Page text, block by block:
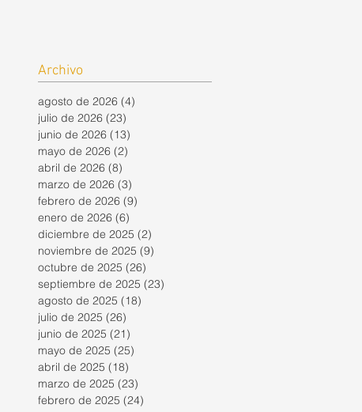
Archivo
agosto de 2026 (4)
julio de 2026 (23)
junio de 2026 (13)
mayo de 2026 (2)
abril de 2026 (8)
marzo de 2026 (3)
febrero de 2026 (9)
enero de 2026 (6)
diciembre de 2025 (2)
noviembre de 2025 (9)
octubre de 2025 (26)
septiembre de 2025 (23)
agosto de 2025 (18)
julio de 2025 (26)
junio de 2025 (21)
mayo de 2025 (25)
abril de 2025 (18)
marzo de 2025 (23)
febrero de 2025 (24)